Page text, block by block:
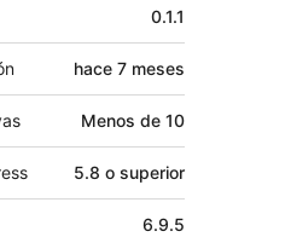
0.1.1
hace 7 meses
Menos de 10
5.8 o superior
6.9.5